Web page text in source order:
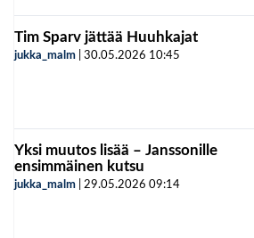
Tim Sparv jättää Huuhkajat
jukka_malm 30.05.2026 10:45
Yksi muutos lisää – Janssonille
ensimmäinen kutsu
jukka_malm 29.05.2026 09:14